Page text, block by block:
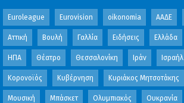
Euroleague Eurovision oikonomia ΑΑΔΕ
Αττική Βουλή Γαλλία Ειδήσεις Ελλάδα
ΗΠΑ Θέατρο Θεσσαλονίκη Ιράν Ισραήλ
Κορονοϊός Κυβέρνηση Κυριάκος Μητσοτάκης
Μουσική Μπάσκετ Ολυμπιακός Ουκρανία